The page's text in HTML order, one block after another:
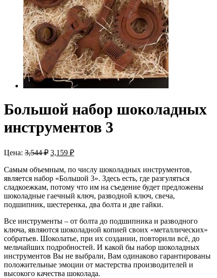
Большой набор шоколадных
инструментов 3
Цена: 3,544₽ 3,159 ₽
Самым объемным, по числу шоколадных инструментов,
является набор «Большой 3». Здесь есть, где разгуляться
сладкоежкам, потому что им на съедение будет предложены
шоколадные гаечный ключ, разводной ключ, свеча,
подшипник, шестеренка, два болта и две гайки.
Все инструменты – от болта до подшипника и разводного
ключа, являются шоколадной копией своих «металлических»
собратьев. Шоколатье, при их создании, повторили всё, до
мельчайших подробностей. И какой бы набор шоколадных
инструментов Вы не выбрали, Вам одинаково гарантированы
положительные эмоции от мастерства производителей и
высокого качества шоколада.